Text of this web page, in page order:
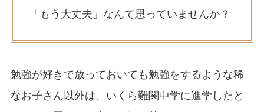
「もう大丈夫」なんて思っていませんか？
勉強が好きで放っておいても勉強をするような稀
なお子さん以外は、いくら難関中学に進学したと